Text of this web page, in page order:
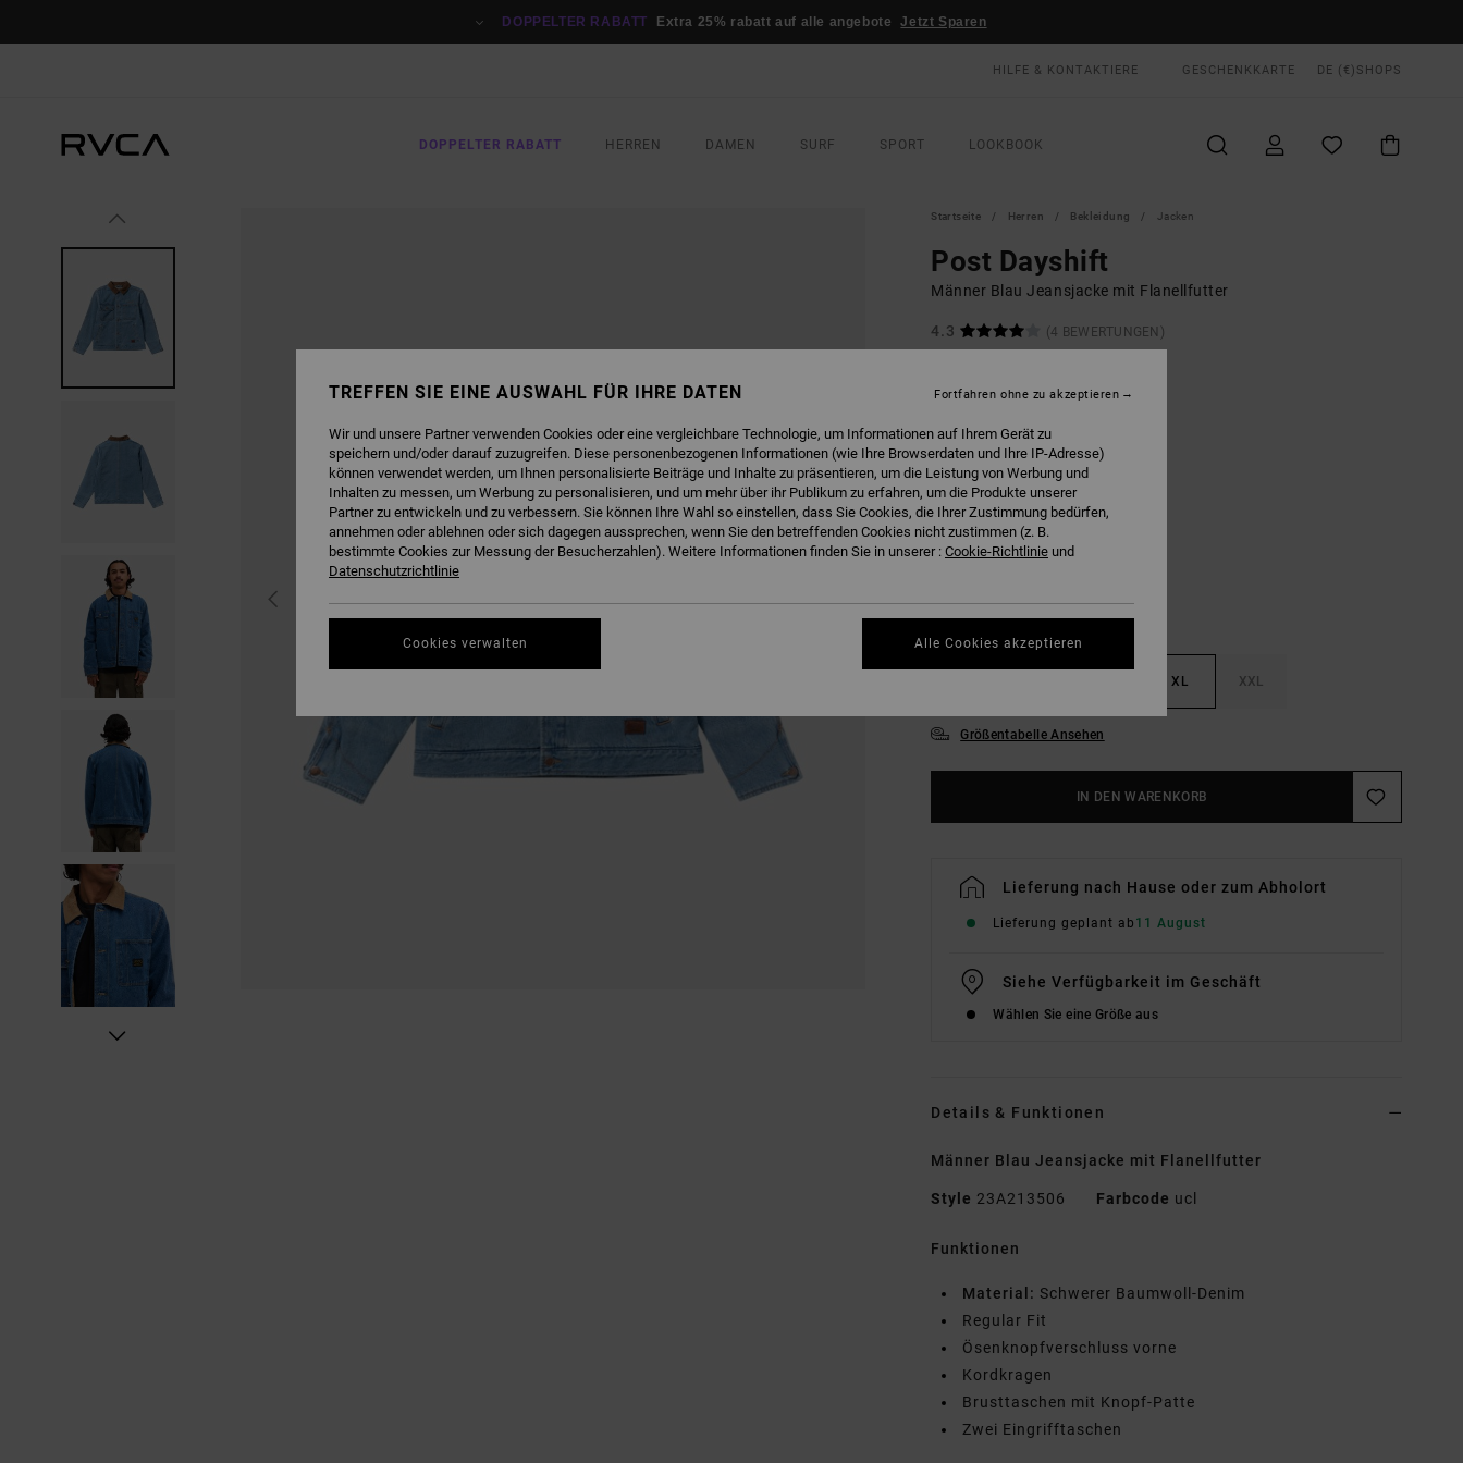
DOPPELTER RABATT Extra 25% rabatt auf alle angebote Jetzt Sparen
HILFE & KONTAKTIERE GESCHENKKARTE DE (€) SHOPS
DOPPELTER RABATT HERREN DAMEN SURF SPORT LOOKBOOK
Startseite Herren Bekleidung Jacken
Post Dayshift
Männer Blau Jeansjacke mit Flanellfutter
4.3
(4 BEWERTUNGEN)
72,00 €
DOPPELTER RABATT EXTRA 25 %
FARBE Blue Collar
XL XXL
Größentabelle Ansehen
IN DEN WARENKORB
Lieferung nach Hause oder zum Abholort
Lieferung geplant ab 11 August
Siehe Verfügbarkeit im Geschäft
Wählen Sie eine Größe aus
Details & Funktionen
Männer Blau Jeansjacke mit Flanellfutter
Style 23A213506 Farbcode ucl
Funktionen
Material: Schwerer Baumwoll-Denim
Regular Fit
Ösenknopfverschluss vorne
Kordkragen
Brusttaschen mit Knopf-Patte
Zwei Eingrifftaschen
TREFFEN SIE EINE AUSWAHL FÜR IHRE DATEN
Wir und unsere Partner verwenden Cookies oder eine vergleichbare Technologie, um Informationen auf Ihrem Gerät zu
speichern und/oder darauf zuzugreifen. Diese personenbezogenen Informationen (wie Ihre Browserdaten und Ihre IP-Adresse)
können verwendet werden, um Ihnen personalisierte Beiträge und Inhalte zu präsentieren, um die Leistung von Werbung und
Inhalten zu messen, um Werbung zu personalisieren, und um mehr über ihr Publikum zu erfahren, um die Produkte unserer
Partner zu entwickeln und zu verbessern. Sie können Ihre Wahl so einstellen, dass Sie Cookies, die Ihrer Zustimmung bedürfen,
annehmen oder ablehnen oder sich dagegen aussprechen, wenn Sie den betreffenden Cookies nicht zustimmen (z. B.
bestimmte Cookies zur Messung der Besucherzahlen). Weitere Informationen finden Sie in unserer : Cookie-Richtlinie und
Datenschutzrichtlinie
Cookies verwalten
Fortfahren ohne zu akzeptieren
Alle Cookies akzeptieren